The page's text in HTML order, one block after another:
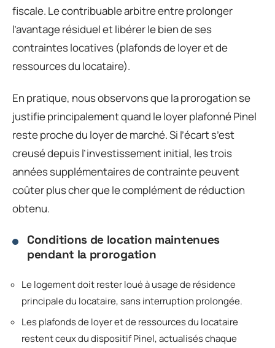
fiscale. Le contribuable arbitre entre prolonger
l’avantage résiduel et libérer le bien de ses
contraintes locatives (plafonds de loyer et de
ressources du locataire).
En pratique, nous observons que la prorogation se
justifie principalement quand le loyer plafonné Pinel
reste proche du loyer de marché. Si l’écart s’est
creusé depuis l’investissement initial, les trois
années supplémentaires de contrainte peuvent
coûter plus cher que le complément de réduction
obtenu.
Conditions de location maintenues
pendant la prorogation
Le logement doit rester loué à usage de résidence
principale du locataire, sans interruption prolongée.
Les plafonds de loyer et de ressources du locataire
restent ceux du dispositif Pinel, actualisés chaque